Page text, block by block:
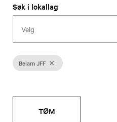
Søk i lokallag
Beiarn JFF
TØM